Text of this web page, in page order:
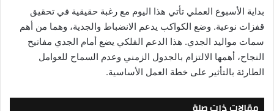
بداية الأسبوع العملي تأتي هذا اليوم مع رغبة حقيقية في تحقيق
قفزات نوعية. وضع الكواكب يدعم الانضباط والجدية، وهما من أهم
سمات مواليد الجدي. هذا الدعم الفلكي يضع أمام الجدي مفاتيح
النجاح، أهمها الالتزام بالجدول الزمني وعدم السماح للعوامل
الطارئة بالتأثير على خطة العمل الأساسية.